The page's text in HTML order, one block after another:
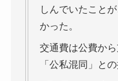
しんでいたこと
かった。
交通費は公費から
「公私混同」と